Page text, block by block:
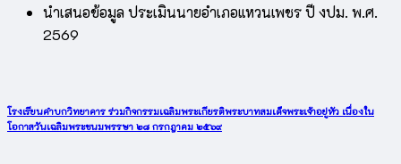
นำเสนอข้อมูล ประเมินนายอำเภอแหวนเพชร ปี งปม. พ.ศ.
2569
โรงเรียนคำบกวิทยาคาร ร่วมกิจกรรมเฉลิมพระเกียรติพระบาทสมเด็จพระเจ้าอยู่หัว เนื่องใน
โอกาสวันเฉลิมพระชนมพรรษา ๒๘ กรกฎาคม ๒๕๖๙